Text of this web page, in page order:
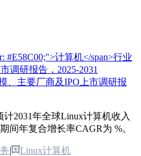
、主要厂商及IPO上市调研报
2031年全球Linux计算机收入
间年复合增长率CAGR为 %。
| Linux计算机